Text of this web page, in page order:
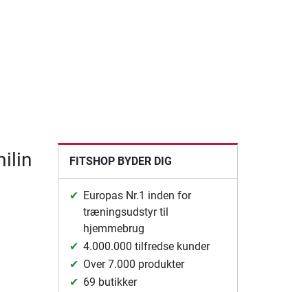
FITSHOP BYDER DIG
Europas Nr.1 inden for
træningsudstyr til
hjemmebrug
4.000.000 tilfredse kunder
Over 7.000 produkter
69 butikker